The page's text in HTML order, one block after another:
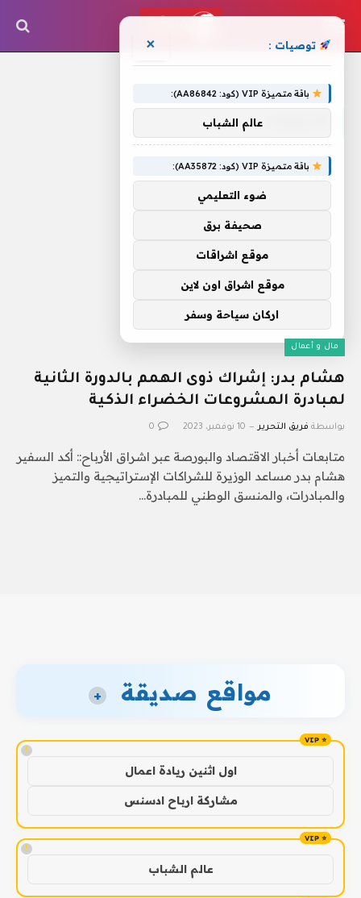
مال و أعمال
هشام بدر: إشراك ذوى الهمم بالدورة الثانية
لمبادرة المشروعات الخضراء الذكية
بواسطة فريق التحرير 10 نوفمبر، 2023 0
متابعات أخبار الاقتصاد والبورصة عبر اشراق الأرباح:: أكد السفير
هشام بدر مساعد الوزيرة للشراكات الإستراتيجية والتميز
والمبادرات، والمنسق الوطني للمبادرة…
مواقع صديقة +
!
اول اثنين ريادة اعمال
مشاركة ارباح ادسنس
!
عالم الشباب
توصيات : ×
باقة متميزة VIP (كود: AA86842):
عالم الشباب
باقة متميزة VIP (كود: AA35872):
ضوء التعليمي
صحيفة برق
موقع اشراقات
موقع اشراق اون لاين
اركان سياحة وسفر